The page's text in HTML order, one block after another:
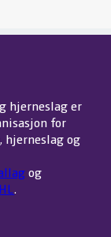
hjerneslag er
for
hjerneslag og
og
.